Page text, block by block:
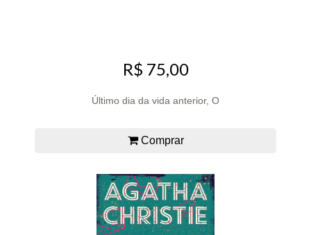
R$ 75,00
Último dia da vida anterior, O
Comprar